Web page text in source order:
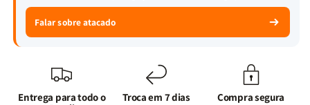
Falar sobre atacado
Entrega para todo o
Troca em 7 dias Compra segura